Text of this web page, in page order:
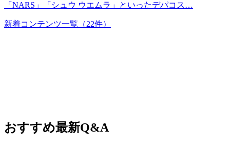
「NARS」「シュウ ウエムラ」といったデパコス…
新着コンテンツ一覧 （22件）
おすすめ最新Q&A